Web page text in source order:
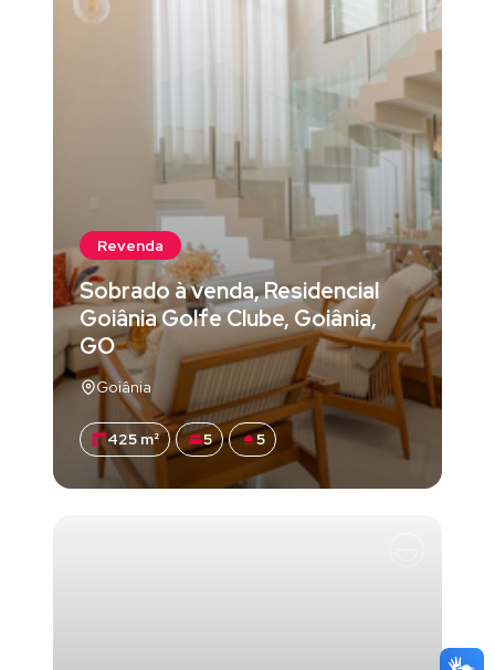
Revenda
Sobrado à venda, Residencial
Goiânia Golfe Clube, Goiânia,
GO
Goiânia
425 m² 5 5